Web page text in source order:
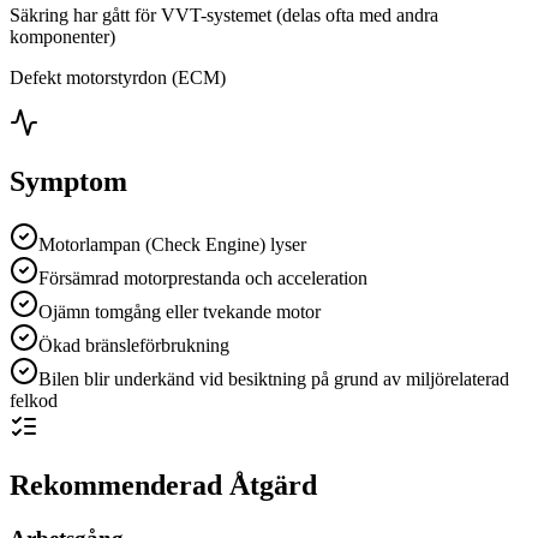
Säkring har gått för VVT-systemet (delas ofta med andra
komponenter)
Defekt motorstyrdon (ECM)
Symptom
Motorlampan (Check Engine) lyser
Försämrad motorprestanda och acceleration
Ojämn tomgång eller tvekande motor
Ökad bränsleförbrukning
Bilen blir underkänd vid besiktning på grund av miljörelaterad
felkod
Rekommenderad Åtgärd